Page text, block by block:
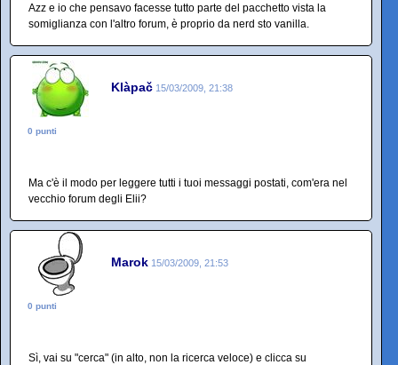
Azz e io che pensavo facesse tutto parte del pacchetto vista la
somiglianza con l'altro forum, è proprio da nerd sto vanilla.
Klàpač 15/03/2009, 21:38
0 punti
Ma c'è il modo per leggere tutti i tuoi messaggi postati, com'era nel
vecchio forum degli Elii?
Marok 15/03/2009, 21:53
0 punti
Sì, vai su "cerca" (in alto, non la ricerca veloce) e clicca su